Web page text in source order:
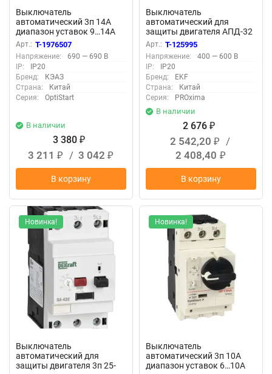
Выключатель
автоматический 3п 14А
диапазон уставок 9…14А
OptiStart P GV2P16 КЭАЗ
372909
Арт.: T-1976507
Напряжение:
690 — 690 В
IP:
IP20
Бренд:
КЭАЗ
Страна:
Китай
Серия:
OptiStart
В наличии
3 380 ₽
3 211 ₽ / 3 042 ₽
В корзину
Выключатель
автоматический для
защиты двигателя АПД-32
0.25-0.4А EKF apd2-0.25-0.4
Арт.: T-125995
Напряжение:
400 — 600 В
IP:
IP20
Бренд:
EKF
Страна:
Китай
Серия:
PROxima
В наличии
2 676 ₽
2 542,20 ₽
/
2 408,40 ₽
В корзину
Новинка!
Выключатель
автоматический для
защиты двигателя 3п 25-
Новинка!
Выключатель
автоматический 3п 10А
диапазон уставок 6…10А